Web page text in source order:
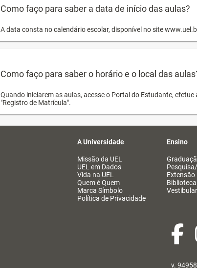
Como faço para saber a data de início das aulas?
A data consta no calendário escolar, disponível no site
Como faço para saber o horário e o local das
Quando iniciarem as aulas, acesse o Portal do Estudante,
"Registro de Matrícula".
A Universidade
Missão da UEL
UEL em Dados
Vida na UEL
Quem é Quem
Marca Símbolo
Política de Privacidade
Ensino
Extensão
Biblioteca
Vestibular
v.